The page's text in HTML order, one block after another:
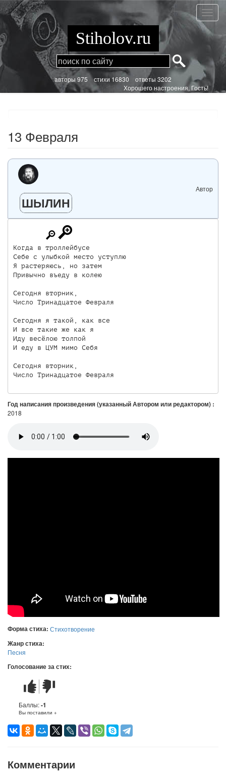
Перейти
к
основному
содержанию
13
Stiholov.ru
aвторы 975стихи 16830 ответы 3202
Хорошего настроения, Гость!
13 Февраля
Автор
ШЫЛИН
Когда в троллейбусе
Себе с улыбкой место уступлю
Я растеряюсь, но затем
Привычно въеду в колею
Сегодня вторник,
Число Тринадцатое Февраля
Сегодня я такой, как все
И все такие же как я
Иду весёлою толпой
И еду в ЦУМ мимо Себя
Сегодня вторник,
Число Тринадцатое Февраля
Год написания произведения (указанный Автором или редактором) :
2018
Форма стиха: Стихотворение
Жанр стиха:
Песня
Голосование за стих:
Стих
понравился
Стих
не
понравился
Баллы:-1
Вы поставили +
Комментарии